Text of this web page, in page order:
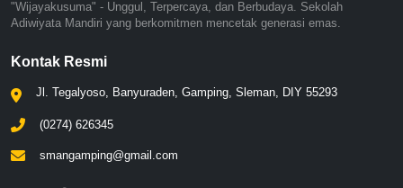
"Wijayakusuma" - Unggul, Terpercaya, dan Berbudaya. Sekolah
Adiwiyata Mandiri yang berkomitmen mencetak generasi emas.
Kontak Resmi
Jl. Tegalyoso, Banyuraden, Gamping, Sleman, DIY 55293
(0274) 626345
smangamping@gmail.com